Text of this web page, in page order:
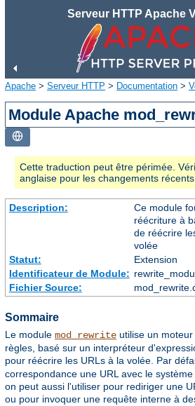
Serveur HTTP Apache
Apache > Serveur HTTP > Documentation >
Module Apache
Cette traduction peut être périmée.
anglaise pour les changements récents.
Description:
Ce module
réécriture à
de réécrire
volée
Statut:
Extension
Identificateur de Module:
Fichier Source:
Sommaire
Le module mod_rewrite utilise un
règles, basé sur un interpréteur
pour réécrire les URLs à la volée. Par
correspondance une URL avec le
on peut aussi l'utiliser pour rediriger une
ou pour invoquer une requête interne à